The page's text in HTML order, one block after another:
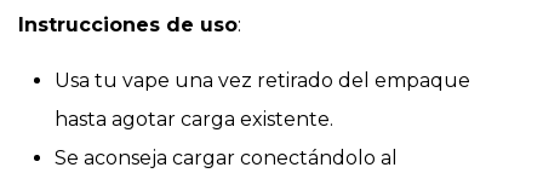
Instrucciones de uso:
Usa tu vape una vez retirado del empaque
hasta agotar carga existente.
Se aconseja cargar conectándolo al